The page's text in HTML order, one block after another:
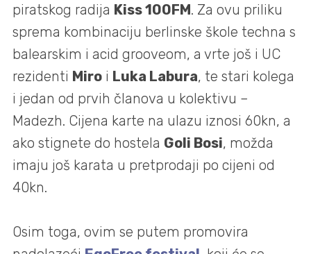
piratskog radija Kiss 100FM. Za ovu priliku
sprema kombinaciju berlinske škole techna s
balearskim i acid grooveom, a vrte još i UC
rezidenti Miro i Luka Labura, te stari kolega
i jedan od prvih članova u kolektivu –
Madezh. Cijena karte na ulazu iznosi 60kn, a
ako stignete do hostela Goli Bosi, možda
imaju još karata u pretprodaji po cijeni od
40kn.
Osim toga, ovim se putem promovira